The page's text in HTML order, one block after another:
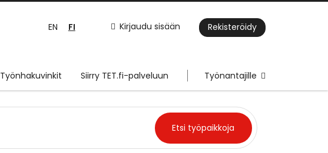
Kirjaudu sisään Rekisteröidy
EN FI
Työnhakuvinkit Siirry TET.fi-palveluun Työnantajille